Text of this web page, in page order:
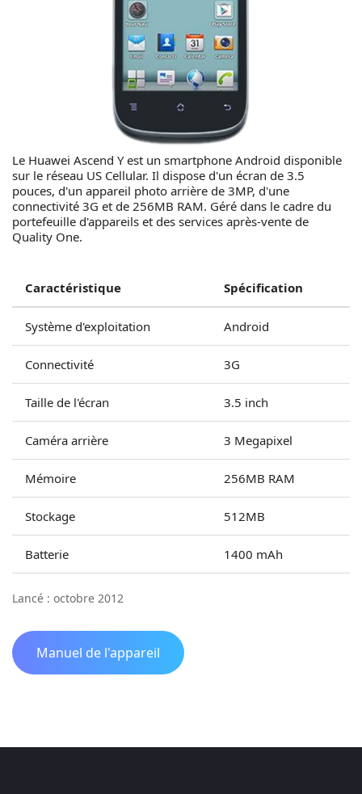
Le Huawei Ascend Y est un smartphone Android disponible
sur le réseau US Cellular. Il dispose d'un écran de 3.5
pouces, d'un appareil photo arrière de 3MP, d'une
connectivité 3G et de 256MB RAM. Géré dans le cadre du
portefeuille d'appareils et des services après-vente de
Quality One.
Caractéristique Spécification
Système d'exploitation Android
Connectivité 3G
Taille de l'écran 3.5 inch
Caméra arrière 3 Megapixel
Mémoire 256MB RAM
Stockage 512MB
Batterie 1400 mAh
Lancé : octobre 2012
Manuel de l'appareil